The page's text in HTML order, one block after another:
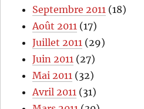
Septembre 2011 (18)
Août 2011 (17)
Juillet 2011 (29)
Juin 2011 (27)
Mai 2011 (32)
Avril 2011 (31)